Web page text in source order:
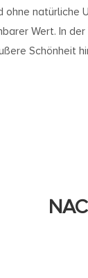
natürliche
Wert. In
Schönheit